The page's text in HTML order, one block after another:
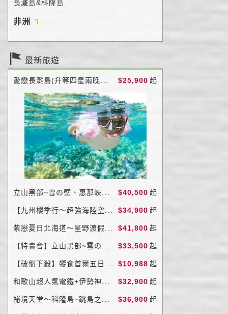
長灘島&科隆島
非洲
最新旅遊
愛戀長灘島(升等四星兩晚... $25,900 起
立山黑部~雪の壁、惠那峽... $40,500 起
【九州櫻季行～超強海陸空... $34,900 起
紫戀夏日北海道～星野渡假... $41,800 起
【特賣會】立山黑部~雪の... $33,500 起
【破盤下殺】饗食首爾五日... $10,988 起
和歌山超人氣電鐵+伊勢神... $32,900 起
祕境天堂～科隆島~跳島之... $36,900 起